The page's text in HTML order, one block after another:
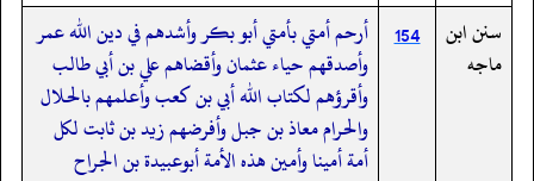
سنن ابن
ماجه
154
أرحم أمتي بأمتي أبو بكر وأشدهم في دين الله عمر
وأصدقهم حياء عثمان وأقضاهم علي بن أبي طالب
وأقرؤهم لكتاب الله أبي بن كعب وأعلمهم بالحلال
والحرام معاذ بن جبل وأفرضهم زيد بن ثابت لكل
أمة أمينا وأمين هذه الأمة أبوعبيدة بن الجراح